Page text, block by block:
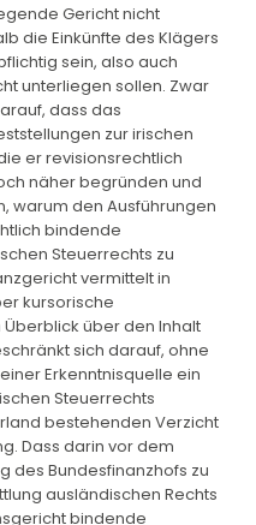
Gericht nicht
die Einkünfte des Klägers
sein, also auch
unterliegen sollen. Zwar
dass das
zur irischen
er revisionsrechtlich
näher begründen und
warum den Ausführungen
bindende
Steuerrechts zu
vermittelt in
kursorische
über den Inhalt
sich darauf, ohne
Erkenntnisquelle ein
Steuerrechts
bestehenden Verzicht
Dass darin vor dem
des Bundesfinanzhofs zu
ausländischen Rechts
bindende